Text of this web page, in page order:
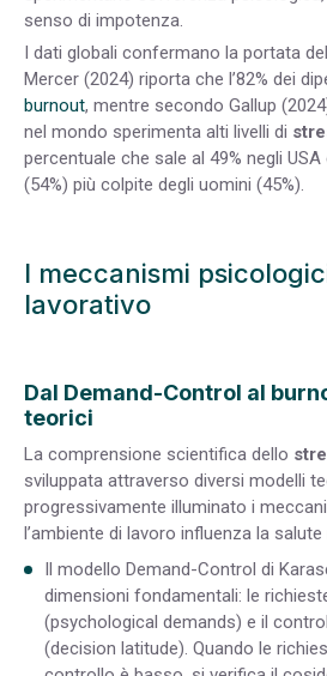
senso di impotenza.
I dati globali confermano la portata
Mercer (2024) riporta che l’82% dei
burnout, mentre secondo Gallup
nel mondo sperimenta alti livelli di
percentuale che sale al 49% negli
(54%) più colpite degli uomini (45%).
I meccanismi
lavorativo
Dal Demand-Control al
teorici
La comprensione scientifica dello
sviluppata attraverso diversi modelli
progressivamente illuminato i
l’ambiente di lavoro influenza la salute
Il modello Demand-Control di
dimensioni fondamentali: le
(psychological demands) e il
(decision latitude). Quando le